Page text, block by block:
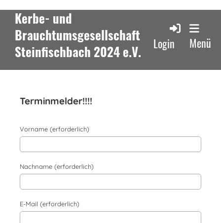
Kerbe- und
Brauchtumsgesellschaft
Steinfischbach 2024 e.V.
Login Menü
Terminmelder!!!!
Vorname (erforderlich)
Nachname (erforderlich)
E-Mail (erforderlich)